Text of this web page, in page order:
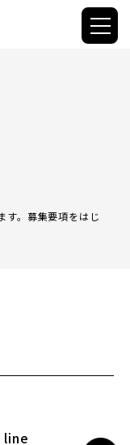
す。募集要項をはじ
ありません
line